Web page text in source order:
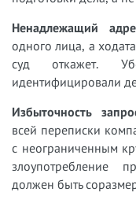
Ненадлежащий
одного лица, а
суд откажет.
идентифицировали
Избыточность
всей переписки
с неограниченным
злоупотребление
должен быть